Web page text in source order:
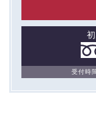
②TCBグループ
・患者様がご利
日時、閲覧履歴
（これには、
関する情報を含
受付時